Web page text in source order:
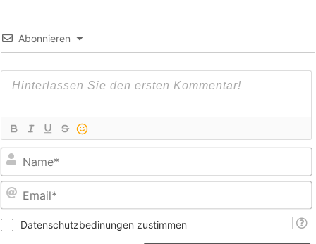
Abonnieren
Datenschutzbedinungen zustimmen